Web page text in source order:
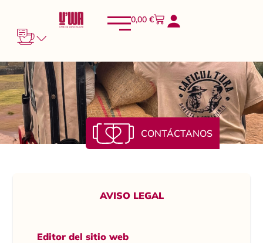
0,00 €
AVISO LEGAL
Editor del sitio web
CONTÁCTANOS